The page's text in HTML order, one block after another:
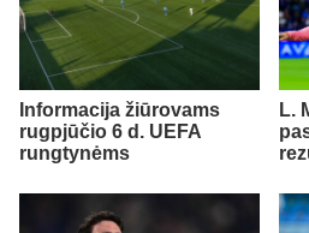
Informacija žiūrovams
rugpjūčio 6 d. UEFA
rungtynėms
L.